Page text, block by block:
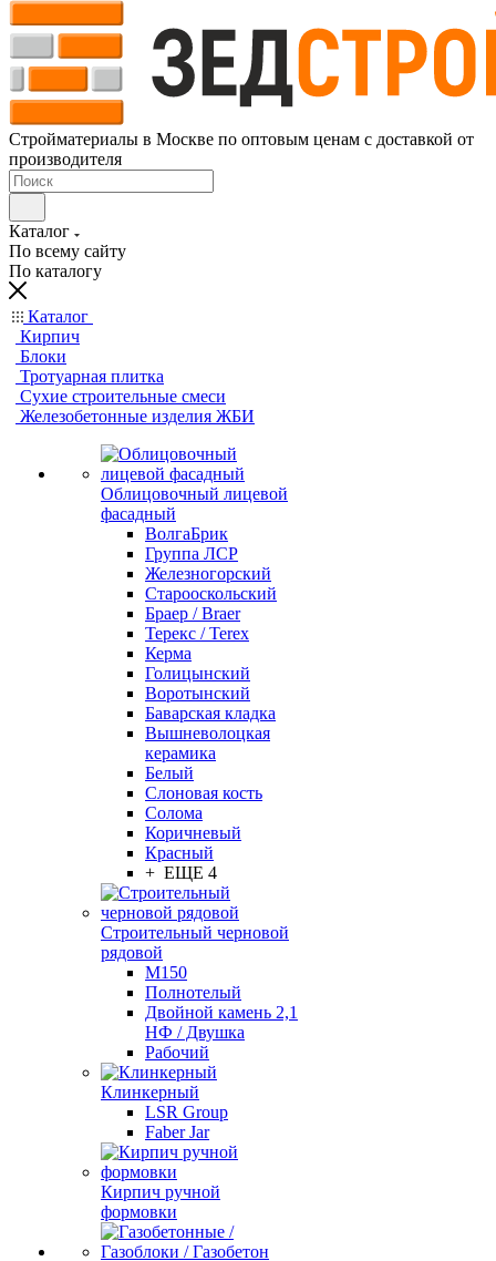
Стройматериалы в Москве по оптовым ценам с доставкой от
производителя
Каталог
По всему сайту
По каталогу
Каталог
Кирпич
Блоки
Тротуарная плитка
Сухие строительные смеси
Железобетонные изделия ЖБИ
Облицовочный лицевой
фасадный
ВолгаБрик
Группа ЛСР
Железногорский
Старооскольский
Браер / Braer
Терекс / Terex
Керма
Голицынский
Воротынский
Баварская кладка
Вышневолоцкая
керамика
Белый
Слоновая кость
Солома
Коричневый
Красный
+ ЕЩЕ 4
Строительный черновой
рядовой
М150
Полнотелый
Двойной камень 2,1
НФ / Двушка
Рабочий
Клинкерный
LSR Group
Faber Jar
Кирпич ручной
формовки